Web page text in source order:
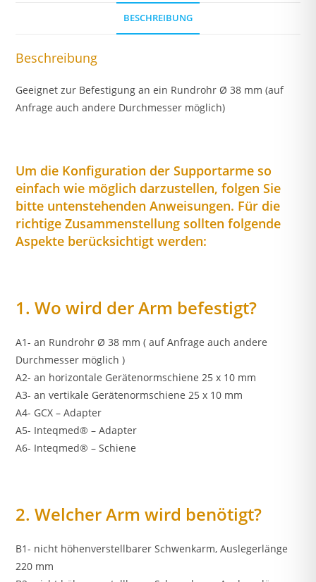
BESCHREIBUNG
Beschreibung
Geeignet zur Befestigung an ein Rundrohr Ø 38 mm (auf
Anfrage auch andere Durchmesser möglich)
Um die Konfiguration der Supportarme so
einfach wie möglich darzustellen, folgen Sie
bitte untenstehenden Anweisungen. Für die
richtige Zusammenstellung sollten folgende
Aspekte berücksichtigt werden:
1. Wo wird der Arm befestigt?
A1- an Rundrohr Ø 38 mm ( auf Anfrage auch andere
Durchmesser möglich )
A2- an horizontale Gerätenormschiene 25 x 10 mm
A3- an vertikale Gerätenormschiene 25 x 10 mm
A4- GCX – Adapter
A5- Inteqmed® – Adapter
A6- Inteqmed® – Schiene
2. Welcher Arm wird benötigt?
B1- nicht höhenverstellbarer Schwenkarm, Auslegerlänge
220 mm